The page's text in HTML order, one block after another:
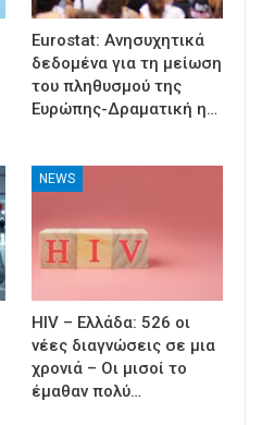
Eurostat: Ανησυχητικά
δεδομένα για τη μείωση
του πληθυσμού της
Ευρώπης-Δραματική η…
NEWS
HIV – Ελλάδα: 526 οι
νέες διαγνώσεις σε μια
χρονιά – Οι μισοί το
έμαθαν πολύ…